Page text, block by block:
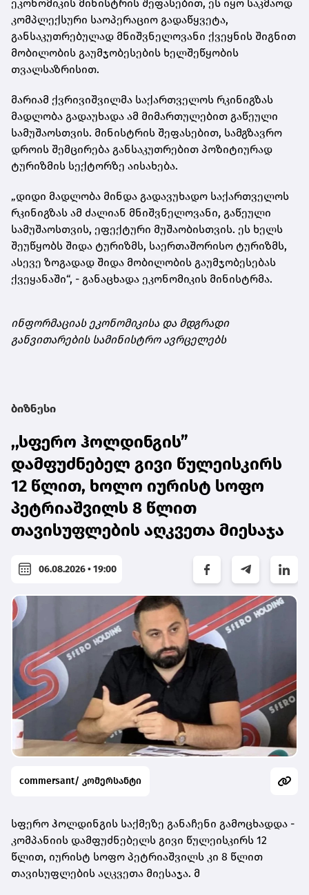
ეკონომიკის მინისტრის შეფასებით, ეს იყო საკმაოდ
კომპლექსური საოპერაციო გადაწყვეტა,
განსაკუთრებულად მნიშვნელოვანი ქვეყნის შიგნით
მობილობის გაუმჯობესების ხელშეწყობის
თვალსაზრისით.
მარიამ ქვრივიშვილმა საქართველოს რკინიგზას
მადლობა გადაუხადა ამ მიმართულებით გაწეული
სამუშაოსთვის. მინისტრის შეფასებით, სამგზავრო
დროის შემცირება განსაკუთრებით პოზიტიურად
ტურიზმის სექტორზე აისახება.
„დიდი მადლობა მინდა გადავუხადო საქართველოს
რკინიგზას ამ ძალიან მნიშვნელოვანი, გაწეული
სამუშაოსთვის, ეფექტური მუშაობისთვის. ეს ხელს
შეუწყობს შიდა ტურიზმს, საერთაშორისო ტურიზმს,
ასევე ზოგადად შიდა მობილობის გაუმჯობესებას
ქვეყანაში“, - განაცხადა ეკონომიკის მინისტრმა.
ინფორმაციას ეკონომიკისა და მდგრადი
განვითარების სამინისტრო ავრცელებს
ბიზნესი
,,სფერო ჰოლდინგის”
დამფუძნებელ გივი წულეისკირს
12 წლით, ხოლო იურისტ სოფო
პეტრიაშვილს 8 წლით
თავისუფლების აღკვეთა მიესაჯა
06.08.2026 • 19:00
commersant/ კომერსანტი
სფერო ჰოლდინგის საქმეზე განაჩენი გამოცხადდა -
კომპანიის დამფუძნებელს გივი წულეისკირს 12
წლით, იურისტ სოფო პეტრიაშვილს კი 8 წლით
თავისუფლების აღკვეთა მიესაჯა. მ